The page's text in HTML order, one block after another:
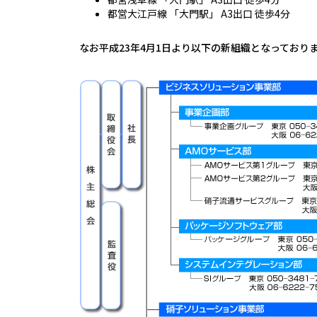
都営大江戸線 「大門駅」 A3出口 徒歩4分
なお平成23年4月1日より以下の新組織となっており